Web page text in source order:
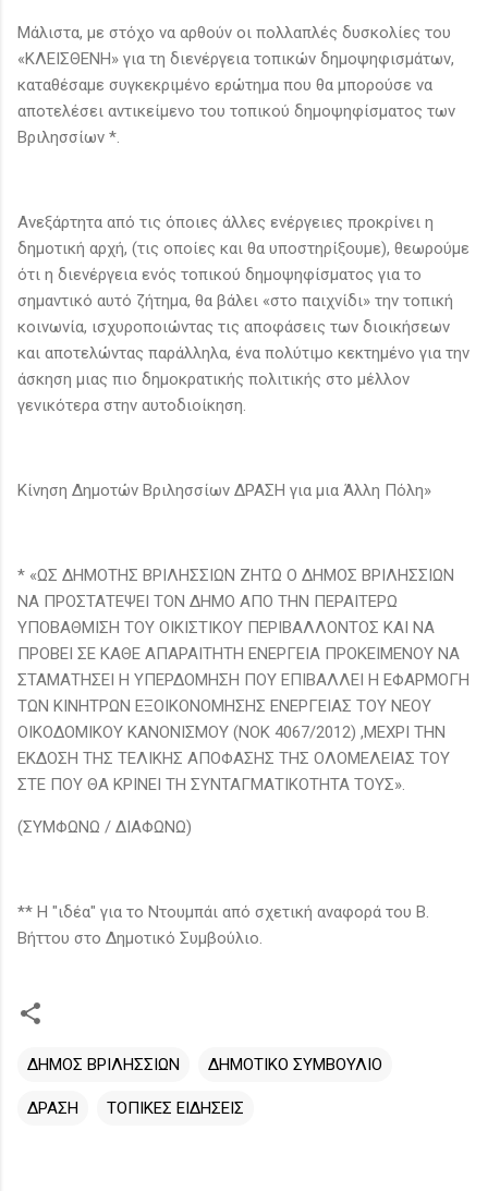
Μάλιστα, με στόχο να αρθούν οι πολλαπλές δυσκολίες του
«ΚΛΕΙΣΘΕΝΗ» για τη διενέργεια τοπικών δημοψηφισμάτων,
καταθέσαμε συγκεκριμένο ερώτημα που θα μπορούσε να
αποτελέσει αντικείμενο του τοπικού δημοψηφίσματος των
Βριλησσίων *.
Ανεξάρτητα από τις όποιες άλλες ενέργειες προκρίνει η
δημοτική αρχή, (τις οποίες και θα υποστηρίξουμε), θεωρούμε
ότι η διενέργεια ενός τοπικού δημοψηφίσματος για το
σημαντικό αυτό ζήτημα, θα βάλει «στο παιχνίδι» την τοπική
κοινωνία, ισχυροποιώντας τις αποφάσεις των διοικήσεων
και αποτελώντας παράλληλα, ένα πολύτιμο κεκτημένο για την
άσκηση μιας πιο δημοκρατικής πολιτικής στο μέλλον
γενικότερα στην αυτοδιοίκηση.
Κίνηση Δημοτών Βριλησσίων ΔΡΑΣΗ για μια Άλλη Πόλη»
* «ΩΣ ΔΗΜΟΤΗΣ ΒΡΙΛΗΣΣΙΩΝ ΖΗΤΩ Ο ΔΗΜΟΣ ΒΡΙΛΗΣΣΙΩΝ
ΝΑ ΠΡΟΣΤΑΤΕΨΕΙ ΤΟΝ ΔΗΜΟ ΑΠΟ ΤΗΝ ΠΕΡΑΙΤΕΡΩ
ΥΠΟΒΑΘΜΙΣΗ ΤΟΥ ΟΙΚΙΣΤΙΚΟΥ ΠΕΡΙΒΑΛΛΟΝΤΟΣ ΚΑΙ ΝΑ
ΠΡΟΒΕΙ ΣΕ ΚΑΘΕ ΑΠΑΡΑΙΤΗΤΗ ΕΝΕΡΓΕΙΑ ΠΡΟΚΕΙΜΕΝΟΥ ΝΑ
ΣΤΑΜΑΤΗΣΕΙ Η ΥΠΕΡΔΟΜΗΣΗ ΠΟΥ ΕΠΙΒΑΛΛΕΙ Η ΕΦΑΡΜΟΓΗ
ΤΩΝ ΚΙΝΗΤΡΩΝ ΕΞΟΙΚΟΝΟΜΗΣΗΣ ΕΝΕΡΓΕΙΑΣ ΤΟΥ ΝΕΟΥ
ΟΙΚΟΔΟΜΙΚΟΥ ΚΑΝΟΝΙΣΜΟΥ (ΝΟΚ 4067/2012) ,ΜΕΧΡΙ ΤΗΝ
ΕΚΔΟΣΗ ΤΗΣ ΤΕΛΙΚΗΣ ΑΠΟΦΑΣΗΣ ΤΗΣ ΟΛΟΜΕΛΕΙΑΣ ΤΟΥ
ΣΤΕ ΠΟΥ ΘΑ ΚΡΙΝΕΙ ΤΗ ΣΥΝΤΑΓΜΑΤΙΚΟΤΗΤΑ ΤΟΥΣ».
(ΣΥΜΦΩΝΩ / ΔΙΑΦΩΝΩ)
** H "ιδέα" για το Ντουμπάι από σχετική αναφορά του Β.
Βήττου στο Δημοτικό Συμβούλιο.
ΔΗΜΟΣ ΒΡΙΛΗΣΣΙΩΝ ΔΗΜΟΤΙΚΟ ΣΥΜΒΟΥΛΙΟ
ΔΡΑΣΗ ΤΟΠΙΚΕΣ ΕΙΔΗΣΕΙΣ